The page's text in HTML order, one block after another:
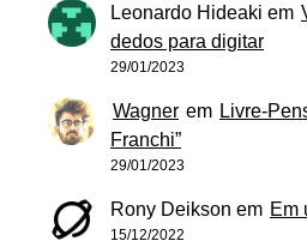
Leonardo Hideaki em
dedos para digitar
29/01/2023
Wagner em Livre-
Franchi”
29/01/2023
Rony Deikson em Em
15/12/2022